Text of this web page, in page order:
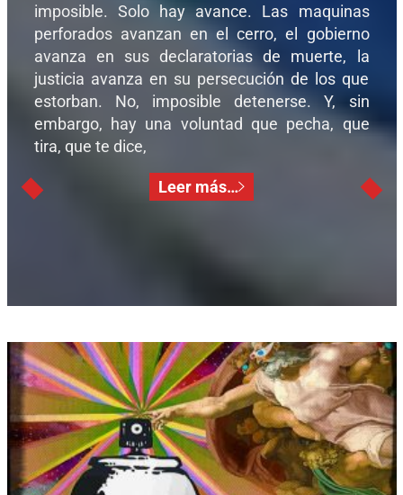
imposible. Solo hay avance. Las maquinas
perforados avanzan en el cerro, el gobierno
avanza en sus declaratorias de muerte, la
justicia avanza en su persecución de los que
estorban. No, imposible detenerse. Y, sin
embargo, hay una voluntad que pecha, que
tira, que te dice,
Leer más…